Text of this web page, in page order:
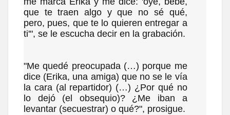
que te traen algo y que no sé qué,
pero, pues, que te lo quieren entregar a
ti'", se le escucha decir en la grabación.
"Me quedé preocupada (…) porque me
dice (Erika, una amiga) que no se le vía
la cara (al repartidor) (…) ¿Por qué no
lo dejó (el obsequio)? ¿Me iban a
levantar (secuestrar) o qué?", prosigue.